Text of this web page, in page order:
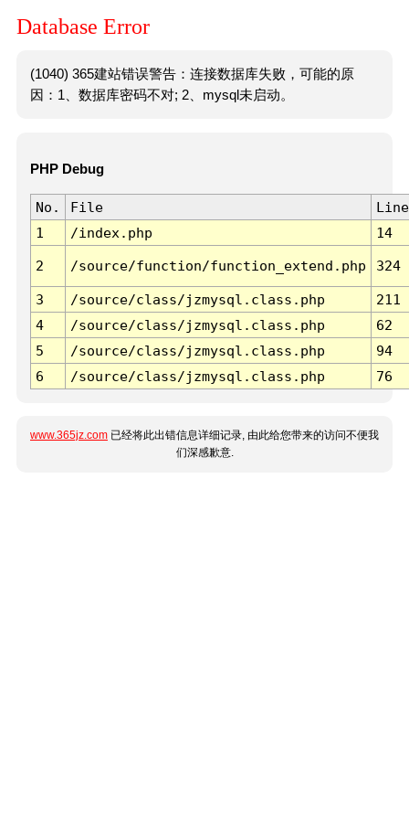
Database Error
(1040) 365建站错误警告：连接数据库失败，可能的原
因：1、数据库密码不对; 2、mysql未启动。
PHP Debug
No. File
Line
1
/index.php 14
2 /source/function/function_extend.php 324
3 /source/class/jzmysql.class.php
211
4
/source/class/jzmysql.class.php
62
5
/source/class/jzmysql.class.php
94
6
/source/class/jzmysql.class.php 76
www.365jz.com 已经将此出错信息详细记录, 由此给您带来的访问不便我
们深感歉意.